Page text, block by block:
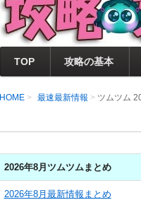
TOP 攻略の基本
HOME 最速最新情報 ツムツム
2026年8月ツムツムまとめ
2026年8月最新情報まとめ